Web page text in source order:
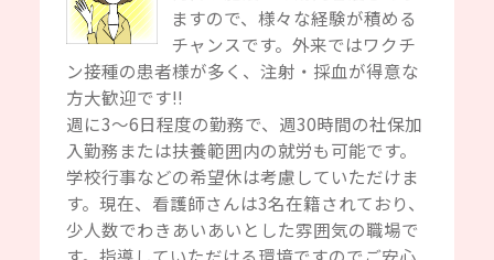
ますので、様々な経験が積める
チャンスです。外来ではワクチ
ン接種の患者様が多く、注射・採血が得意な
方大歓迎です‼
週に3～6日程度の勤務で、週30時間の社保加
入勤務または扶養範囲内の就労も可能です。
学校行事などの希望休は考慮していただけま
す。現在、看護師さんは3名在籍されており、
少人数でわきあいあいとした雰囲気の職場で